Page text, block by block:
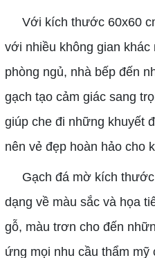
Với kích thước 60x60
với nhiều không gian
phòng ngủ, nhà bếp đến
gạch tạo cảm giác sang
giúp che đi những khuyết
nên vẻ đẹp hoàn hảo cho
Gạch đá mờ kích thước
dạng về màu sắc và họa
gỗ, màu trơn cho đến
ứng mọi nhu cầu thẩm